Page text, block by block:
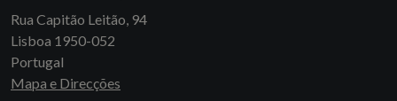
Rua Capitão Leitão, 94
Lisboa 1950-052
Portugal
Mapa e Direcções